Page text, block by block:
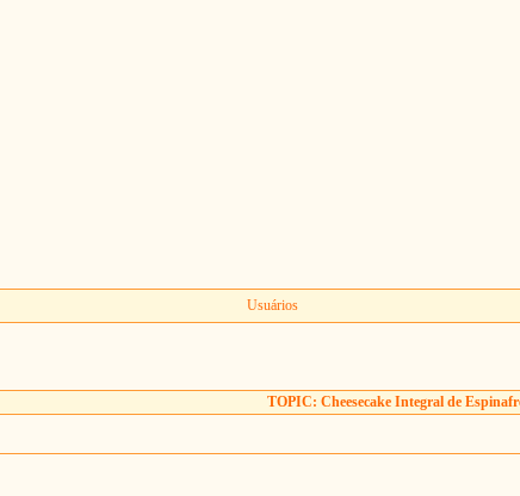
Usuários
TOPIC: Cheesecake Integral de